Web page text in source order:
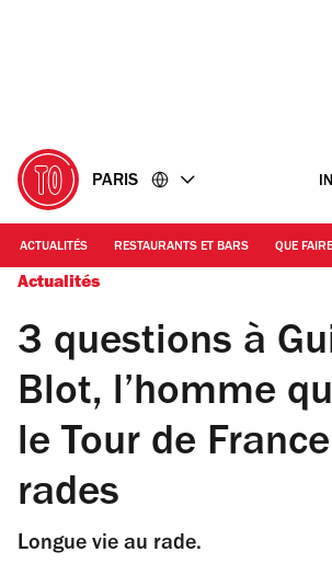
PARIS
ACTUALITÉS RESTAURANTS ET BARS QUE FAIRE
Actualités
3 questions à
Blot, l’homme
le Tour de
rades
Longue vie au rade.